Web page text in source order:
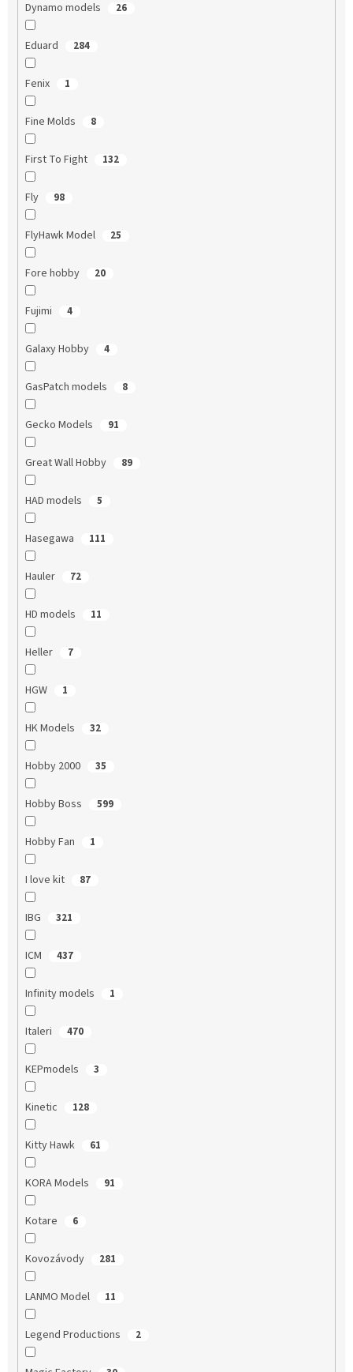
Dynamo models 26
Eduard 284
Fenix 1
Fine Molds 8
First To Fight 132
Fly 98
FlyHawk Model 25
Fore hobby 20
Fujimi 4
Galaxy Hobby 4
GasPatch models 8
Gecko Models 91
Great Wall Hobby 89
HAD models 5
Hasegawa 111
Hauler 72
HD models 11
Heller 7
HGW 1
HK Models 32
Hobby 2000 35
Hobby Boss 599
Hobby Fan 1
I love kit 87
IBG 321
ICM 437
Infinity models 1
Italeri 470
KEPmodels 3
Kinetic 128
Kitty Hawk 61
KORA Models 91
Kotare 6
Kovozávody 281
LANMO Model 11
Legend Productions 2